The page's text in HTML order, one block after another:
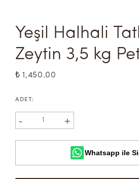
Yeşil Halhali
Zeytin 3,5 kg
₺ 1,450.00
ADET:
- 1 +
Whatsapp ile